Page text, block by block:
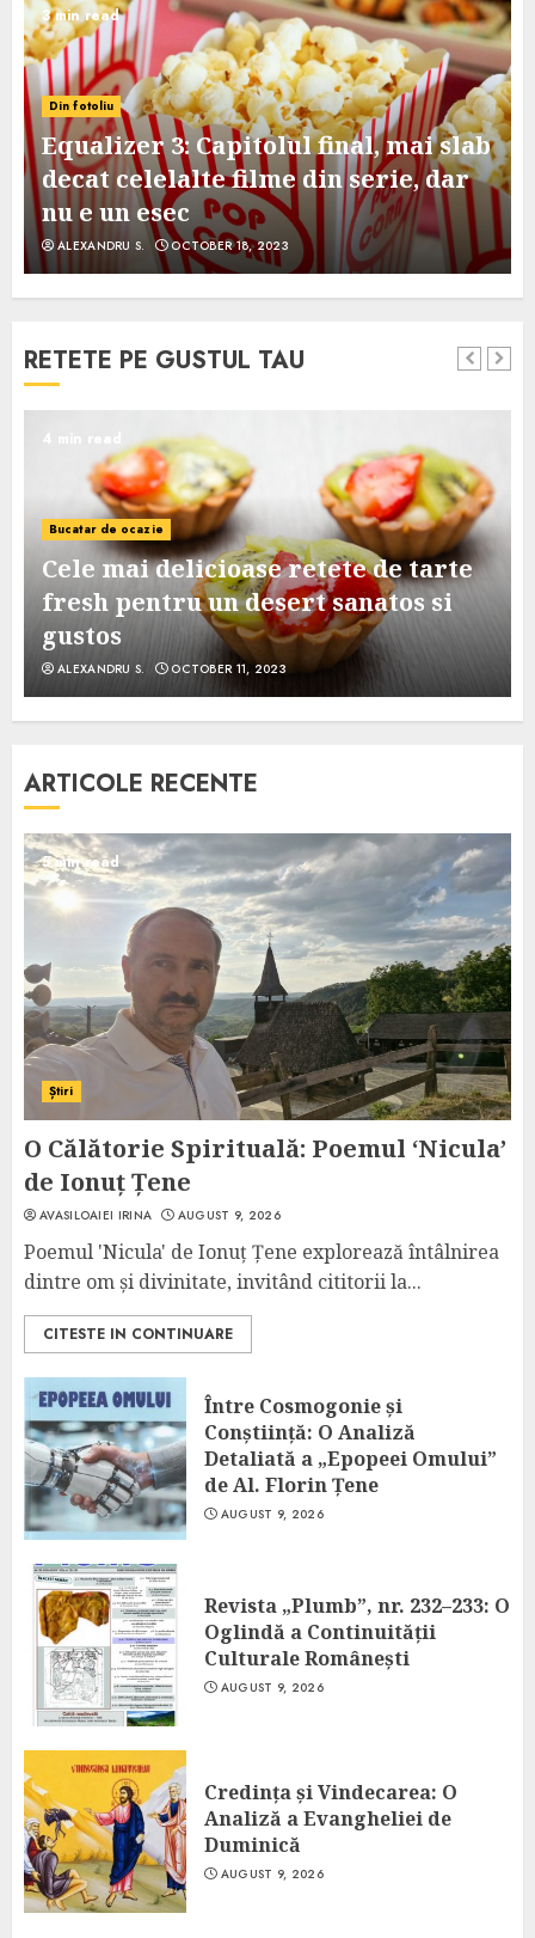
3 min read
Din fotoliu
Equalizer 3: Capitolul final, mai slab
decat celelalte filme din serie, dar
nu e un esec
ALEXANDRU S. OCTOBER 18, 2023
RETETE PE GUSTUL TAU
4 min read
Bucatar de ocazie
Cele mai delicioase retete de tarte
fresh pentru un desert sanatos si
gustos
ALEXANDRU S. OCTOBER 11, 2023
ARTICOLE RECENTE
5 min read
Știri
O Călătorie Spirituală: Poemul ‘Nicula’
de Ionuț Țene
AVASILOAIEI IRINA AUGUST 9, 2026
Poemul 'Nicula' de Ionuț Țene explorează întâlnirea
dintre om și divinitate, invitând cititorii la...
CITESTE IN CONTINUARE
Între Cosmogonie și
Conștiință: O Analiză
Detaliată a „Epopeei Omului”
de Al. Florin Țene
AUGUST 9, 2026
Revista „Plumb”, nr. 232–233: O
Oglindă a Continuității
Culturale Românești
AUGUST 9, 2026
Credința și Vindecarea: O
Analiză a Evangheliei de
Duminică
AUGUST 9, 2026